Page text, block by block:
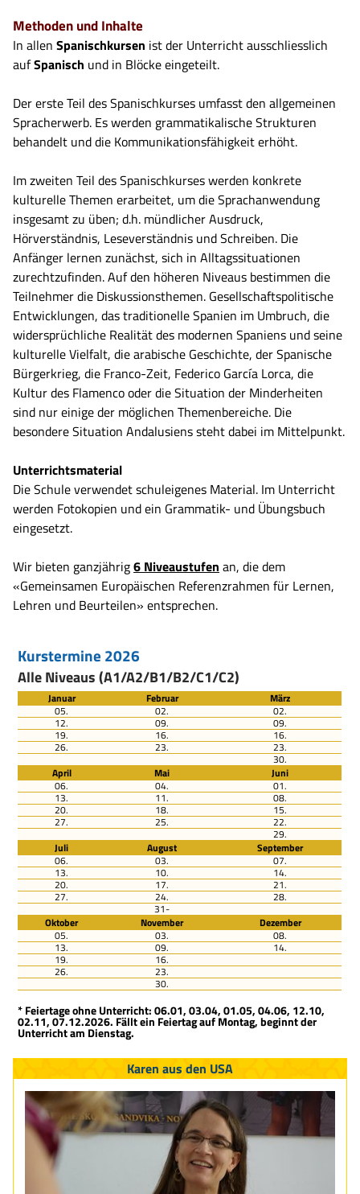
Methoden und Inhalte
In allen Spanischkursen ist der Unterricht ausschliesslich
aufSpanisch und in Blöcke eingeteilt.
Der erste Teil des Spanischkurses umfasst den allgemeinen
Spracherwerb. Es werden grammatikalische Strukturen
behandelt und die Kommunikationsfähigkeit erhöht.
Im zweiten Teil des Spanischkurses werden konkrete
kulturelle Themen erarbeitet, um die Sprachanwendung
insgesamt zu üben; d.h. mündlicher Ausdruck,
Hörverständnis, Leseverständnis und Schreiben. Die
Anfänger lernen zunächst, sich in Alltagssituationen
zurechtzufinden. Auf den höheren Niveaus bestimmen die
Teilnehmer die Diskussionsthemen. Gesellschaftspolitische
Entwicklungen, das traditionelle Spanien im Umbruch, die
widersprüchliche Realität des modernen Spaniens und seine
kulturelle Vielfalt, die arabische Geschichte, der Spanische
Bürgerkrieg, die Franco-Zeit, Federico García Lorca, die
Kultur des Flamenco oder die Situation der Minderheiten
sind nur einige der möglichen Themenbereiche. Die
besondere Situation Andalusiens steht dabei im Mittelpunkt.
Unterrichtsmaterial
Die Schule verwendet schuleigenes Material. Im Unterricht
werden Fotokopien und ein Grammatik- und Übungsbuch
eingesetzt.
Wir bieten ganzjährig6 Niveaustufen an, die dem
«Gemeinsamen Europäischen Referenzrahmen für Lernen,
Lehren und Beurteilen» entsprechen.
Kurstermine 2026
Alle Niveaus (A1/A2/B1/B2/C1/C2)
Januar Februar
März
05.
02. 02.
12. 09. 09.
19. 16. 16.
26. 23. 23.
30.
April
Mai
Juni
06.
04. 01.
13. 11. 08.
20. 18. 15.
27. 25. 22.
29.
Juli
August
September
06.
03. 07.
13. 10. 14.
20. 17. 21.
27. 24. 28.
31-
Oktober
November
Dezember
05.
03. 08.
13. 09. 14.
19. 16.
26. 23.
30.
* Feiertage ohne Unterricht: 06.01, 03.04, 01.05, 04.06, 12.10,
02.11, 07.12.2026. Fällt ein Feiertag auf Montag, beginnt der
Unterricht am Dienstag.
Karen aus den USA